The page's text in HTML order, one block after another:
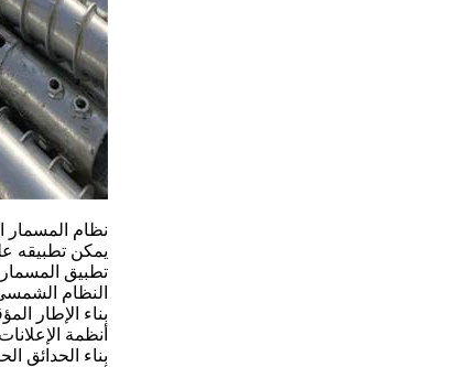
نظام المسمار
يمكن تطبيقه
تطبيق
النظام
بناء الإطار
أنظمة
بناء الحدائق